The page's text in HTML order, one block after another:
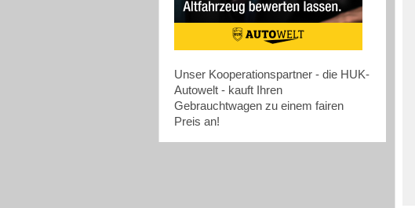
Unser Kooperationspartner - die HUK-
Autowelt - kauft Ihren
Gebrauchtwagen zu einem fairen
Preis an!